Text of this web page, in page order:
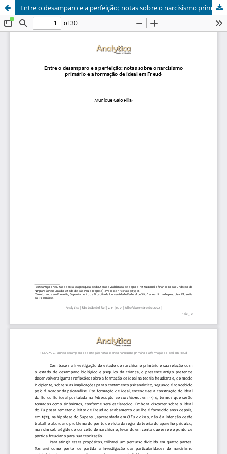
Entre o desamparo e a perfeição: notas sobre o narcisismo primário e a formação de ideal em Freud